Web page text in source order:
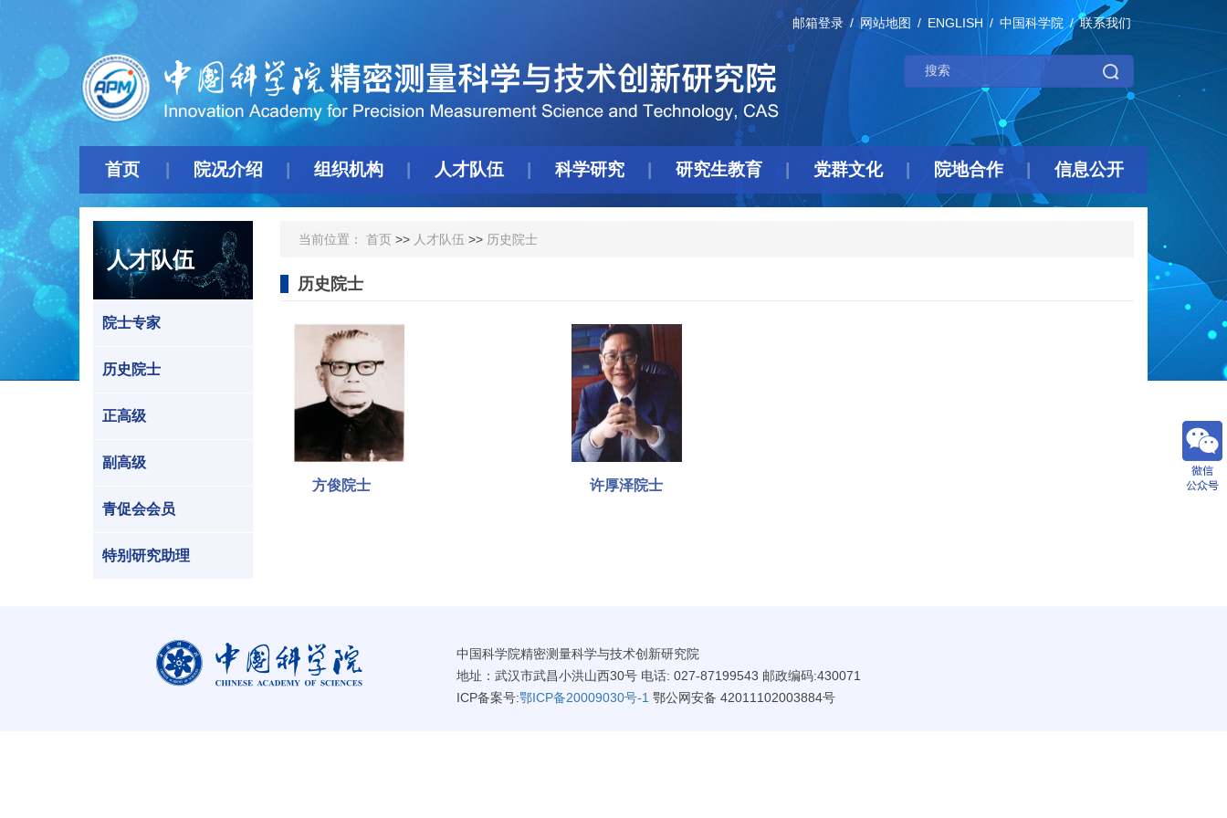
邮箱登录 网站地图 ENGLISH 中国科学院 联系我们
首页 院况介绍 组织机构 人才队伍 科学研究 研究生教育 党群文化 院地合作 信息公开
人才队伍
院士专家
历史院士
正高级
副高级
青促会会员
特别研究助理
当前位置： 首页 >> 人才队伍 >> 历史院士
历史院士
方俊院士 许厚泽院士
中国科学院精密测量科学与技术创新研究院
地址：武汉市武昌小洪山西30号 电话: 027-87199543 邮政编码:430071
ICP备案号:鄂ICP备20009030号-1 鄂公网安备 42011102003884号